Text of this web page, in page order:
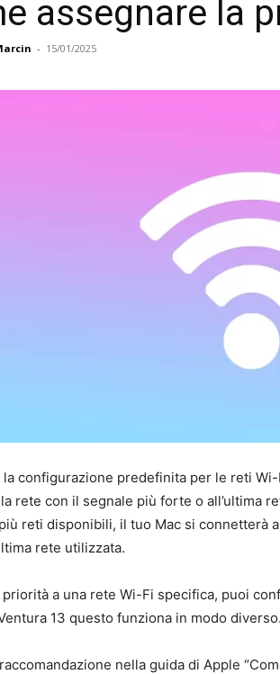
assegnare la
- 15/01/2025
la configurazione predefinita per le reti
rete con il segnale più forte o all’ultima
reti disponibili, il tuo Mac si connetterà
rete utilizzata.
a una rete Wi-Fi specifica, puoi
13 questo funziona in modo diverso.
nella guida di Apple